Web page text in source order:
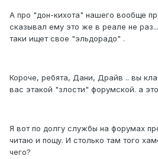
А про "дон-кихота" нашего вообще
сказывал ему это же в реале не
таки ищет свое "эльдорадо" .
Короче, ребята, Дани, Драйв .. вы
вас этакой "злости" форумской. а
Я вот по долгу службы на форумах
читаю и пощу. И столько там того
чего?